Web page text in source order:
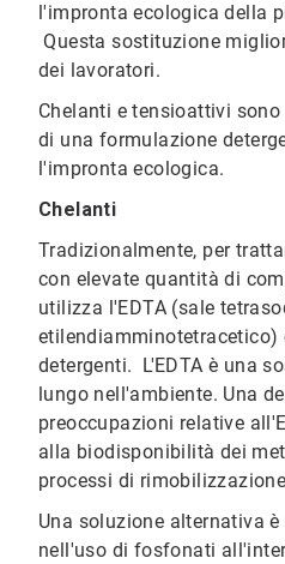
l'impronta ecologica della
Questa sostituzione
dei lavoratori.
Chelanti e tensioattivi
di una formulazione
l'impronta ecologica.
Chelanti
Tradizionalmente, per
con elevate quantità di
utilizza l'EDTA (sale
etilendiamminotetracetico)
detergenti. L'EDTA è una
lungo nell'ambiente. Una
preoccupazioni relative
alla biodisponibilità dei
processi di
Una soluzione alternativa
nell'uso di fosfonati